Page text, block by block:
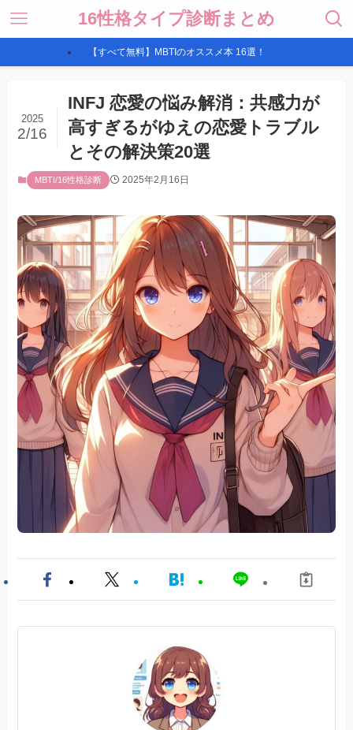
16性格タイプ診断まとめ
【すべて無料】MBTIのオススメ本 16選！
INFJ 恋愛の悩み解消：共感力が
高すぎるがゆえの恋愛トラブル
とその解決策20選
2025
2/16
MBTI/16性格診断 2025年2月16日